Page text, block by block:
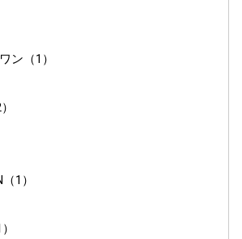
ン（1）
1）